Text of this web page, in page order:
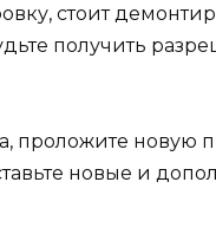
стоит
получить
проложите новую
новые и